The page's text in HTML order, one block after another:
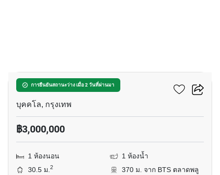
การยืนยันสถานะว่าง เมื่อ 2 วันที่ผ่านมา
แอสปาย สาทร - ท่าพระ
บุคคโล, กรุงเทพ
฿3,000,000
1 ห้องนอน
1 ห้องน้ำ
30.5 ม.2
370 ม. จาก BTS ตลาดพลู